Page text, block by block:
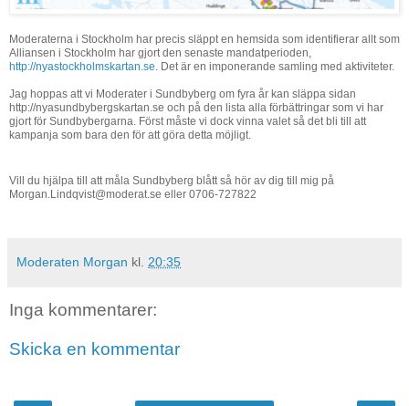
Moderaterna i Stockholm har precis släppt en hemsida som identifierar allt som
Alliansen i Stockholm har gjort den senaste mandatperioden,
http://nyastockholmskartan.se . Det är en imponerande samling med aktiviteter.
Jag hoppas att vi Moderater i Sundbyberg om fyra år kan släppa sidan
http://nyasundbybergskartan.se och på den lista alla förbättringar som vi har
gjort för Sundbybergarna. Först måste vi dock vinna valet så det bli till att
kampanja som bara den för att göra detta möjligt.
Vill du hjälpa till att måla Sundbyberg blått så hör av dig till mig på
Morgan.Lindqvist@moderat.se eller 0706-727822
Moderaten Morgan kl. 20:35
Inga kommentarer:
Skicka en kommentar